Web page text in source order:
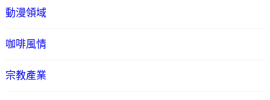
動漫領域
咖啡風情
宗教產業